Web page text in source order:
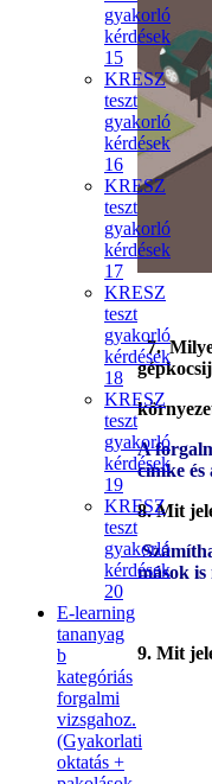
7.
A
címke
8.Mit
mások
9. Mit
gyakorló
kérdések
15
KRESZ
teszt
gyakorló
kérdések
16
KRESZ
teszt
gyakorló
kérdések
17
KRESZ
teszt
gyakorló
kérdések
18
KRESZ
teszt
gyakorló
kérdések
19
KRESZ
teszt
gyakorló
kérdések
20
E-learning
tananyag
b
kategóriás
forgalmi
vizsgahoz.
(Gyakorlati
oktatás +